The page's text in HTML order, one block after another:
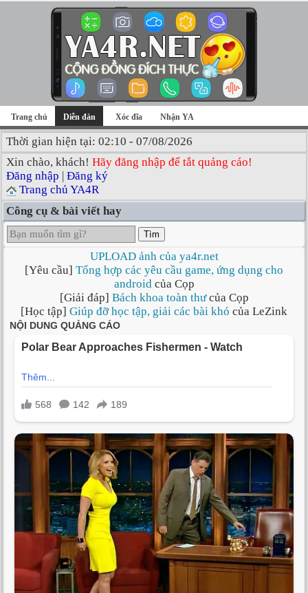
Trang chủ Diễn đàn Xóc đĩa Nhận YA
Thời gian hiện tại: 02:10 - 07/08/2026
Xin chào, khách! Hãy đăng nhập để tắt quảng cáo!
Đăng nhập | Đăng ký
Trang chủ YA4R
Công cụ & bài viết hay
Tìm
UPLOAD ảnh của ya4r.net
[Yêu cầu] Tổng hợp các yêu cầu game, ứng dụng cho
androidcủa Cọp
[Giải đáp] Bách khoa toàn thưcủa Cọp
[Học tập] Giúp đỡ học tập, giải các bài khó của LeZink